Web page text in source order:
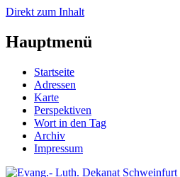
Direkt zum Inhalt
Hauptmenü
Startseite
Adressen
Karte
Perspektiven
Wort in den Tag
Archiv
Impressum